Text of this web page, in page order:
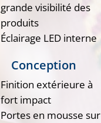
grande visibilité des
produits
Éclairage LED interne
Conception
Finition extérieure à
fort impact
Portes en mousse sur